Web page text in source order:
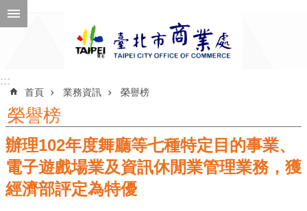
跳到主要內容區塊
公
告
訊
息
::::::
首頁 業務資訊 榮譽榜
榮譽榜
辦理102年度舞廳等七種特定目的事業、
電子遊戲場業及資訊休閒業管理業務，獲
經濟部評定為特優